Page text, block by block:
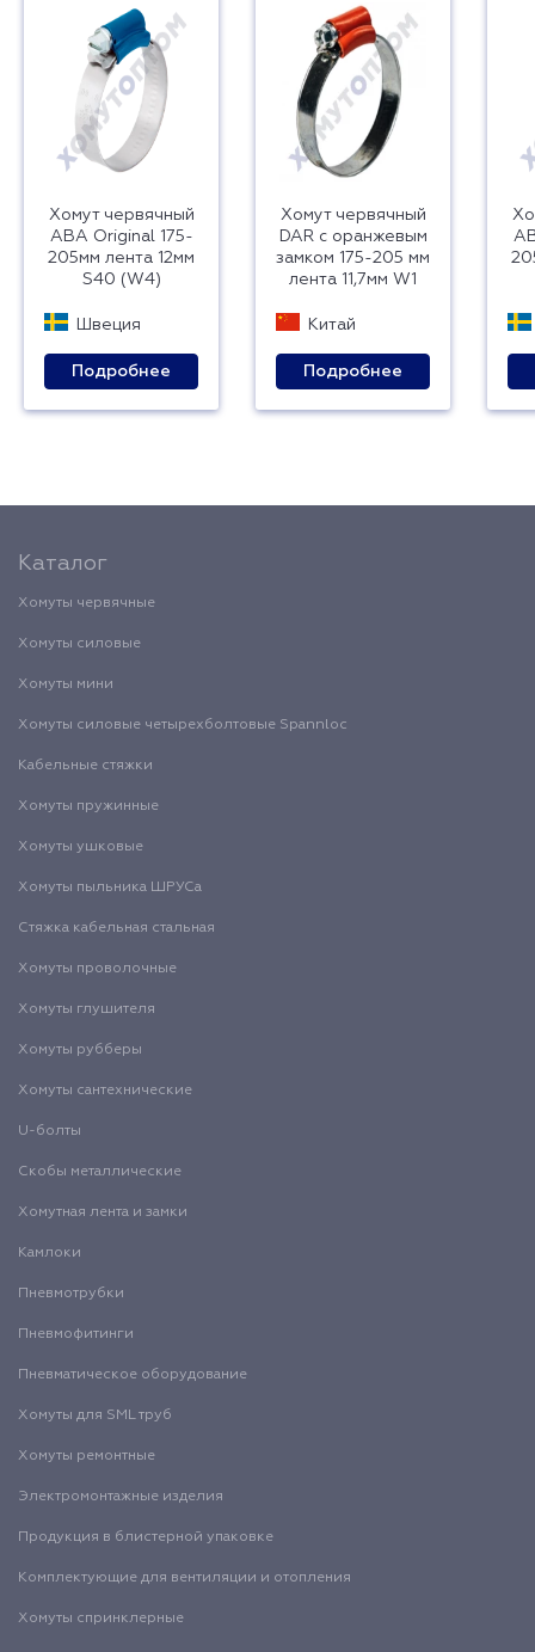
Хомут червячный
ABA Original 175-
205мм лента 12мм
S40 (W4)
Швеция
Подробнее
Хомут червячный
DAR с оранжевым
замком 175-205 мм
лента 11,7мм W1
Китай
Подробнее
Каталог
Хомуты червячные
Хомуты силовые
Хомуты мини
Хомуты силовые четырехболтовые Spannloc
Кабельные стяжки
Хомуты пружинные
Хомуты ушковые
Хомуты пыльника ШРУСа
Стяжка кабельная стальная
Хомуты проволочные
Хомуты глушителя
Хомуты рубберы
Хомуты сантехнические
U-болты
Скобы металлические
Хомутная лента и замки
Камлоки
Пневмотрубки
Пневмофитинги
Пневматическое оборудование
Хомуты для SML труб
Хомуты ремонтные
Электромонтажные изделия
Продукция в блистерной упаковке
Комплектующие для вентиляции и отопления
Хомуты спринклерные